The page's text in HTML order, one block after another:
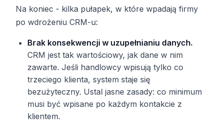
Na koniec - kilka pułapek, w które wpadają firmy
po wdrożeniu CRM-u:
Brak konsekwencji w uzupełnianiu danych.
CRM jest tak wartościowy, jak dane w nim
zawarte. Jeśli handlowcy wpisują tylko co
trzeciego klienta, system staje się
bezużyteczny. Ustal jasne zasady: co minimum
musi być wpisane po każdym kontakcie z
klientem.